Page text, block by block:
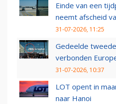
Einde van een
neemt afscheid
31-07-2026, 11:25
Gedeelde
verbonden
31-07-2026, 10:37
LOT opent in
naar Hanoi